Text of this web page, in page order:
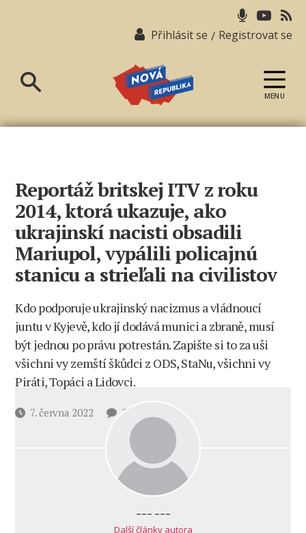
Přihlásit se / Registrovat se
republika
MENU
Reportáž britskej ITV z roku
2014, ktorá ukazuje, ako
ukrajinskí nacisti obsadili
Mariupol, vypálili policajnú
stanicu a strieľali na civilistov
Kdo podporuje ukrajinský nacizmus a vládnoucí
juntu v Kyjevě, kdo jí dodává munici a zbraně, musí
být jednou po právu potrestán. Zapište si to za uši
všichni vy zemští škůdci z ODS, StaNu, všichni vy
Piráti, Topáci a Lidovci.
Datum7. června 2022 5 komentářů
Reportáž
britskej
--- ---
Další články autora